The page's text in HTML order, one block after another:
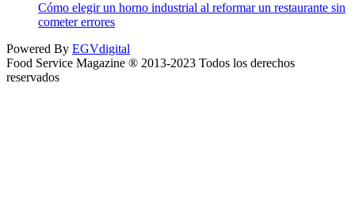
Cómo elegir un horno industrial al reformar un restaurante sin
cometer errores
Powered By EGVdigital
Food Service Magazine ® 2013-2023 Todos los derechos
reservados